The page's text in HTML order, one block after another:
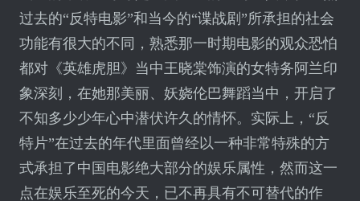
过去的“反特电影”和当今的“谍战剧”所承担的社会
功能有很大的不同，熟悉那一时期电影的观众恐怕
都对《英雄虎胆》当中王晓棠饰演的女特务阿兰印
象深刻，在她那美丽、妖娆伦巴舞蹈当中，开启了
不知多少少年心中潜伏许久的情怀。实际上，“反
特片”在过去的年代里面曾经以一种非常特殊的方
式承担了中国电影绝大部分的娱乐属性，然而这一
点在娱乐至死的今天，已不再具有不可替代的作